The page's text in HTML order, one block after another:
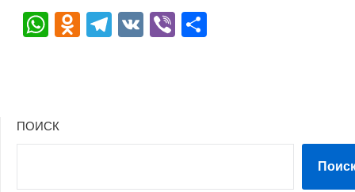
WhatsApp
Odnoklassniki
Telegram
VKViber
ПОИСК